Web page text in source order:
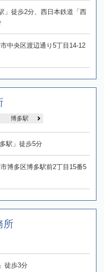
」徒歩2分、西日本鉄道「西
中央区渡辺通り5丁目14-12
博多駅
駅」徒歩5分
博多区博多駅前2丁目15番5
所
徒歩3分